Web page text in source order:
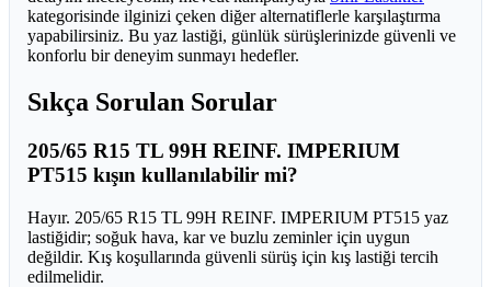
kategorisinde ilginizi çeken diğer alternatiflerle karşılaştırma
yapabilirsiniz. Bu yaz lastiği, günlük sürüşlerinizde güvenli ve
konforlu bir deneyim sunmayı hedefler.
Sıkça Sorulan Sorular
205/65 R15 TL 99H REINF. IMPERIUM
PT515 kışın kullanılabilir mi?
Hayır. 205/65 R15 TL 99H REINF. IMPERIUM PT515 yaz
lastiğidir; soğuk hava, kar ve buzlu zeminler için uygun
değildir. Kış koşullarında güvenli sürüş için kış lastiği tercih
edilmelidir.